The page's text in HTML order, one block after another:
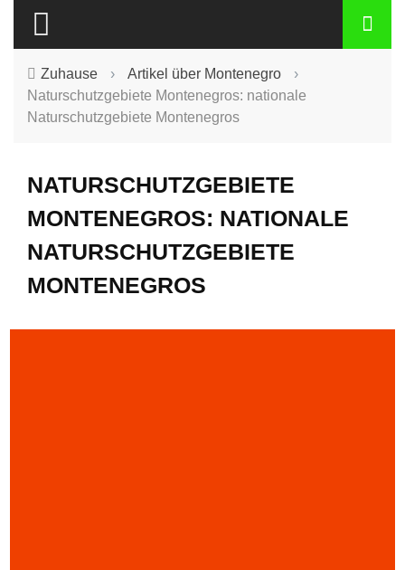
Zuhause › Artikel über Montenegro
›
Naturschutzgebiete Montenegros: nationale
Naturschutzgebiete Montenegros
NATURSCHUTZGEBIETE
MONTENEGROS: NATIONALE
NATURSCHUTZGEBIETE
MONTENEGROS